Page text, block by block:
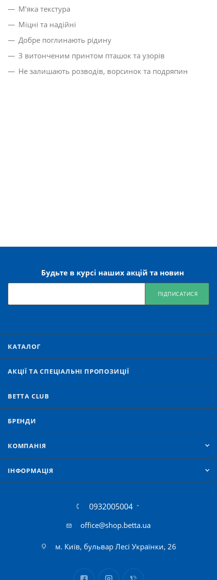
М’яка текстура
Міцні та надійні
Добре поглинають рідину
З витонченим принтом пташок та узорів
Не залишають розводів, ворсинок та подряпин
Будьте в курсі наших акцій та новин
ПІДПИСАТИСЯ
КАТАЛОГ
АКЦІЇ ТА СПЕЦІАЛЬНІ ПРОПОЗИЦІЇ
BETTA CLUB
БРЕНДИ
КОМПАНІЯ
IНФОРМАЦІЯ
0932005004
office@shop.betta.ua
м. Київ, бульвар Лесі Українки, 26